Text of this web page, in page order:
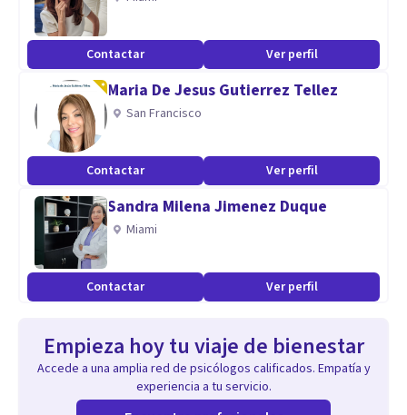
Contactar Ver perfil
Maria De Jesus Gutierrez Tellez
San Francisco
Contactar Ver perfil
Sandra Milena Jimenez Duque
Miami
Contactar Ver perfil
Empieza hoy tu viaje de bienestar
Accede a una amplia red de psicólogos calificados. Empatía y
experiencia a tu servicio.